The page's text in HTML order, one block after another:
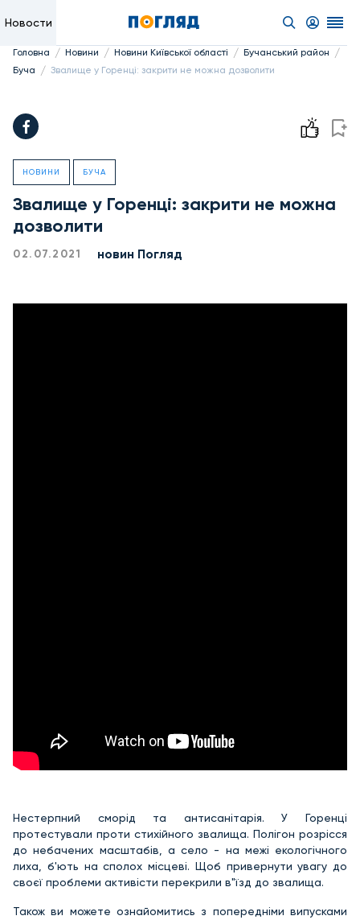
Новости
Головна / Новини / Новини Київської області / Бучанський район /
Буча / Звалище у Горенці: закрити не можна дозволити
НОВИНИ БУЧА
Звалище у Горенці: закрити не можна
дозволити
02.07.2021 новин Погляд
Нестерпний сморід та антисанітарія. У Горенці
протестували проти стихійного звалища. Полігон розрісся
до небачених масштабів, а село - на межі екологічного
лиха, б'ють на сполох місцеві. Щоб привернути увагу до
своєї проблеми активісти перекрили в"їзд до звалища.
Також ви можете ознайомитись з попередніми випусками